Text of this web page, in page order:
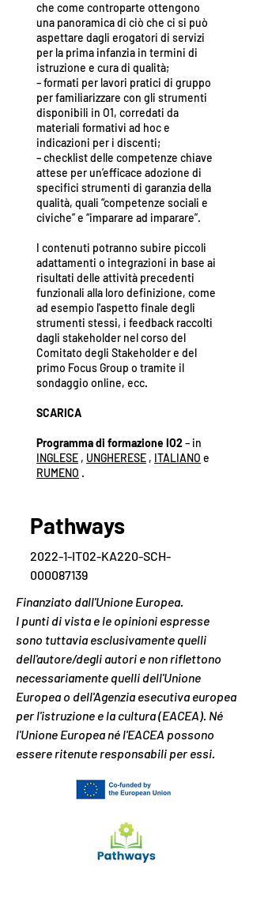
che come controparte ottengono
una panoramica di ciò che ci si può
aspettare dagli erogatori di servizi
per la prima infanzia in termini di
istruzione e cura di qualità;
– formati per lavori pratici di gruppo
per familiarizzare con gli strumenti
disponibili in O1, corredati da
materiali formativi ad hoc e
indicazioni per i discenti;
– checklist delle competenze chiave
attese per un’efficace adozione di
specifici strumenti di garanzia della
qualità, quali “competenze sociali e
civiche” e “imparare ad imparare”.
I contenuti potranno subire piccoli
adattamenti o integrazioni in base ai
risultati delle attività precedenti
funzionali alla loro definizione, come
ad esempio l'aspetto finale degli
strumenti stessi, i feedback raccolti
dagli stakeholder nel corso del
Comitato degli Stakeholder e del
primo Focus Group o tramite il
sondaggio online, ecc.
SCARICA
Programma di formazione IO2– in
INGLESE , UNGHERESE , ITALIANO e
RUMENO .
Pathways
2022-1-IT02-KA220-SCH-
000087139
Finanziato dall'Unione Europea.
I punti di vista e le opinioni espresse
sono tuttavia esclusivamente quelli
dell'autore/degli autori e non riflettono
necessariamente quelli dell'Unione
Europea o dell'Agenzia esecutiva europea
per l'istruzione e la cultura (EACEA). Né
l'Unione Europea né l'EACEA possono
essere ritenute responsabili per essi.